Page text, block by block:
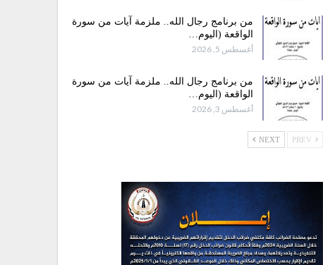
من برنامج رجال الله.. ملزمة آيات من سورة
الواقعة (اليوم…
أغسطس 5, 2026
من برنامج رجال الله.. ملزمة آيات من سورة
الواقعة (اليوم…
أغسطس 3, 2026
NEXT